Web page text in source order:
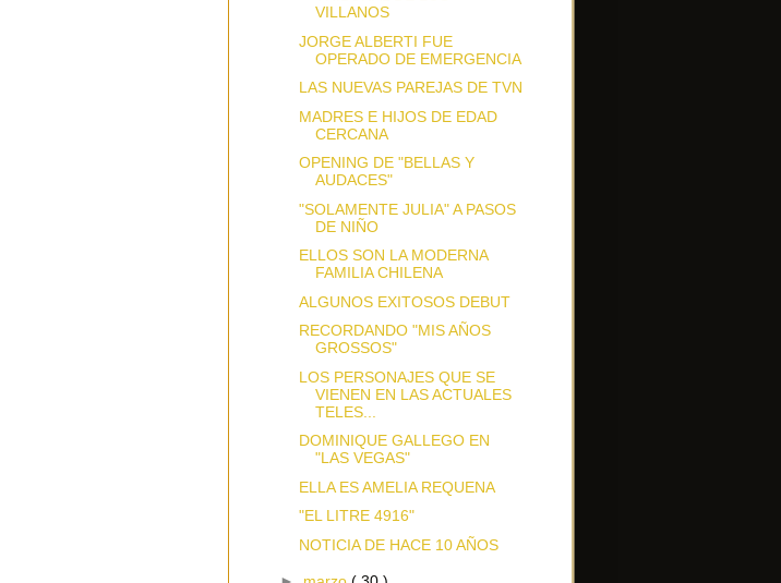
VILLANOS
JORGE ALBERTI FUE
OPERADO DE EMERGENCIA
LAS NUEVAS PAREJAS DE TVN
MADRES E HIJOS DE EDAD
CERCANA
OPENING DE "BELLAS Y
AUDACES"
"SOLAMENTE JULIA" A PASOS
DE NIÑO
ELLOS SON LA MODERNA
FAMILIA CHILENA
ALGUNOS EXITOSOS DEBUT
RECORDANDO "MIS AÑOS
GROSSOS"
LOS PERSONAJES QUE SE
VIENEN EN LAS ACTUALES
TELES...
DOMINIQUE GALLEGO EN
"LAS VEGAS"
ELLA ES AMELIA REQUENA
"EL LITRE 4916"
NOTICIA DE HACE 10 AÑOS